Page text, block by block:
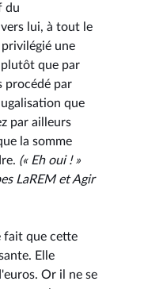
du
lui, à tout le
une
que par
procédé par
que
par ailleurs
la somme
(« Eh oui ! »
LaREM et Agir
fait que cette
Elle
Or il ne se